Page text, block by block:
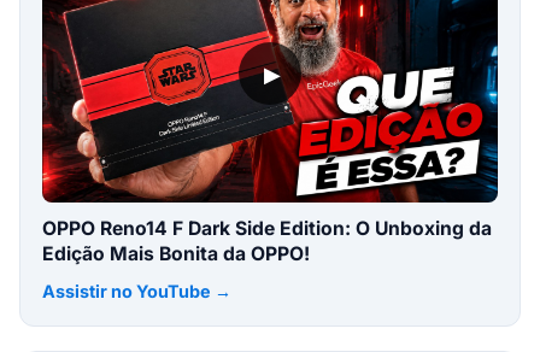
▶
OPPO Reno14 F Dark Side Edition: O Unboxing da
Edição Mais Bonita da OPPO!
Assistir no YouTube →